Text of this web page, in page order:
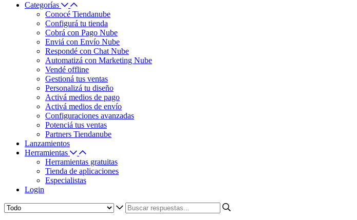
Categorías
Conocé Tiendanube
Configurá tu tienda
Cobrá con Pago Nube
Enviá con Envío Nube
Respondé con Chat Nube
Automatizá con Marketing Nube
Vendé offline
Gestioná tus ventas
Personalizá tu diseño
Activá medios de pago
Activá medios de envío
Configuraciones avanzadas
Potenciá tus ventas
Partners Tiendanube
Lanzamientos
Herramientas
Herramientas gratuitas
Tienda de aplicaciones
Especialistas
Login